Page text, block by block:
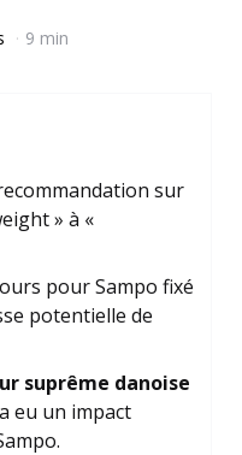
9 min
sur
» à «
pour Sampo fixé
potentielle de
suprême danoise
eu un impact